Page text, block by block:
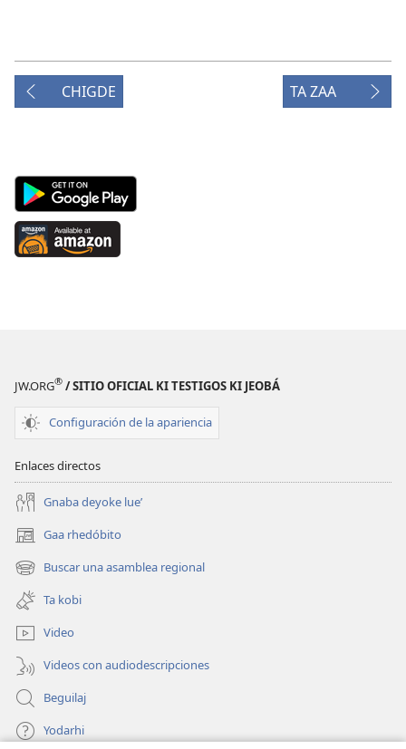
CHIGDE TA ZAA
Android
App
on
Google
Available
at
JW.ORG® / SITIO OFICIAL KI TESTIGOS KI JEOBÁ
Configuración de la apariencia
Enlaces directos
Gnaba deyoke lue’
Gaa rhedóbito
(abre
una
nueva
ventana)
Buscar una asamblea regional
(abre
una
nueva
ventana)
Ta kobi
Video
Videos con audiodescripciones
Beguilaj
Yodarhi